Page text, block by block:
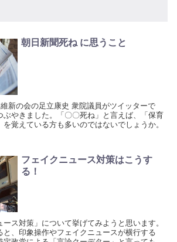
朝日新聞死ね に思うこと
新の会の足立康史 衆院議員がツイッターで
ぶやきました。「〇〇死ね」と言えば、「保育
覚えている方も多いのではないでしょうか。
フェイクニュース対策はこうす
る！
ス対策」について挙げてみようと思います。
と、印象操作やフェイクニュースが横行する